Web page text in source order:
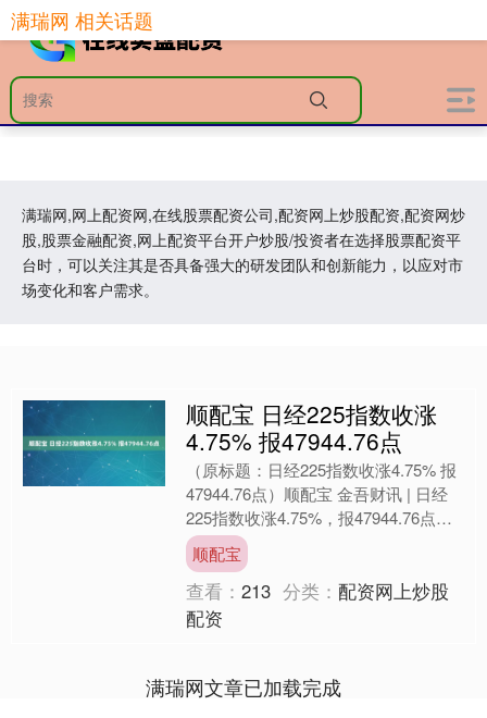
满瑞网,网上配资网,在线股票配资公司,配资网上炒股配资,配资网炒
股,股票金融配资,网上配资平台开户炒股/投资者在选择股票配资平
台时，可以关注其是否具备强大的研发团队和创新能力，以应对市
场变化和客户需求。
满瑞网 相关话题
顺配宝 日经225指数收涨
4.75% 报47944.76点
（原标题：日经225指数收涨4.75% 报
47944.76点）顺配宝 金吾财讯 | 日经
225指数收涨4.75%，报47944.76点。
冈三证券经济学家Ko N....
顺配宝
查看：213 分类：配资网上炒股
配资
满瑞网文章已加载完成